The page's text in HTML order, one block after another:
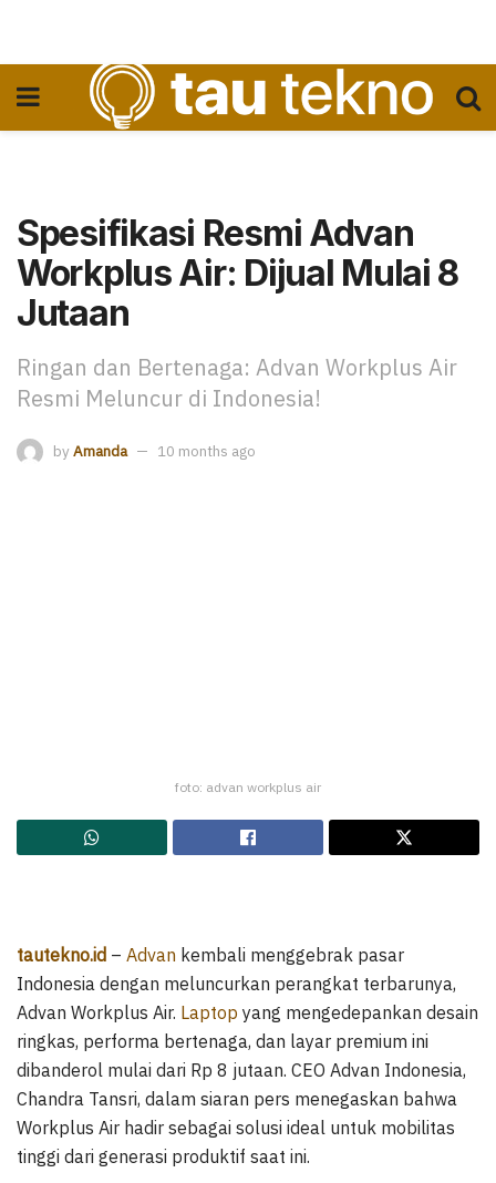
Spesifikasi Resmi Advan
Workplus Air: Dijual Mulai 8
Jutaan
Ringan dan Bertenaga: Advan Workplus Air
Resmi Meluncur di Indonesia!
by Amanda 10 months ago
foto: advan workplus air
tautekno.id – Advan kembali menggebrak pasar
Indonesia dengan meluncurkan perangkat terbarunya,
Advan Workplus Air. Laptop yang mengedepankan desain
ringkas, performa bertenaga, dan layar premium ini
dibanderol mulai dari Rp 8 jutaan. CEO Advan Indonesia,
Chandra Tansri, dalam siaran pers menegaskan bahwa
Workplus Air hadir sebagai solusi ideal untuk mobilitas
tinggi dari generasi produktif saat ini.